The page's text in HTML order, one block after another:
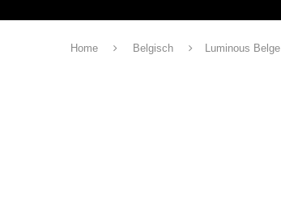
Home Belgisch Luminous Belge